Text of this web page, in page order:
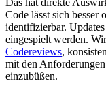
Das hat direkte
Code lässt sich besser
identifizierbar.
eingespielt werden.
Codereviews,
mit den
einzubüßen.